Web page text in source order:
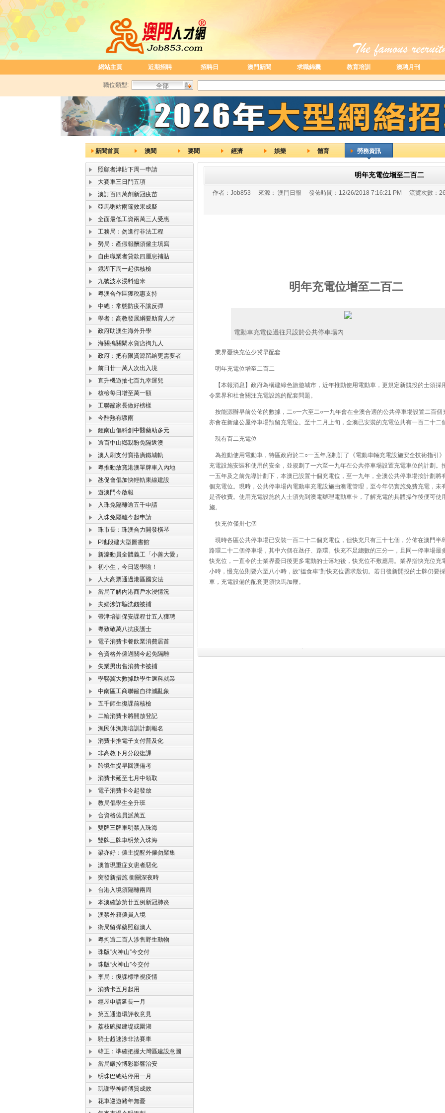
網站主頁 近期招聘 招聘日 澳門新聞 求職錦囊 教育培訓 澳聘月刊
職位類型:
新聞首頁 澳聞 要聞 經濟 娛樂 體育 勞務資訊
照顧者津貼下周一申請
大賽車三日鬥五項
澳訂百四萬劑新冠疫苗
亞馬喇站雨篷效果成疑
全面最低工資兩萬三人受惠
工務局：勿進行非法工程
勞局：產假報酬須僱主填寫
自由職業者貸款四厘息補貼
鏡湖下周一起供核檢
九號波水浸料逾米
粵澳合作區獲稅惠支持
中總：常態防疫不讓反彈
學者：高教發展綱要助育人才
政府助澳生海外升學
海關搗關閘水貨店拘九人
政府：把有限資源留給更需要者
前日廿一萬人次出入境
直升機遊抽七百九幸運兒
核檢每日增至萬一額
工聯籲家長做好榜樣
今酷熱有驟雨
鍾南山倡科創中醫藥助多元
逾百中山鄉親盼免隔返澳
澳人刷支付寶搭廣鐵城軌
粵推動放寬港澳單牌車入內地
氹促會倡加快輕軌東線建設
遊澳門今啟報
入珠免隔離逾五千申請
入珠免隔離今起申請
珠市長：珠澳合力開發橫琴
P地段建大型圖書館
新濠動員全體義工「小善大愛」
初小生，今日返學啦！
人大高票通過港區國安法
當局了解內港商戶水浸情況
夫婦涉詐騙洗錢被捕
帶津培訓保安課程廿五人獲聘
粵致敬萬八抗疫護士
電子消費卡餐飲業消費居首
合資格外僱過關今起免隔離
失業男出售消費卡被捕
學聯冀大數據助學生選科就業
中南區工商聯籲自律減亂象
五千師生復課前核檢
二輪消費卡將開放登記
漁民休漁期培訓計劃報名
消費卡推電子支付普及化
非高教下月分段復課
跨境生提早回澳備考
消費卡延至七月中領取
電子消費卡今起發放
教局倡學生全升班
合資格僱員派萬五
雙牌三牌車明禁入珠海
雙牌三牌車明禁入珠海
梁亦好：僱主提醒外僱勿聚集
澳首現重症女患者惡化
突發新措施 衝關深夜時
台港入境須隔離兩周
本澳確診第廿五例新冠肺炎
澳禁外籍僱員入境
衛局留彈藥照顧澳人
粵拘逾二百人涉售野生動物
珠版“火神山”今交付
珠版“火神山”今交付
李局：復課標準視疫情
消費卡五月起用
經屋申請延長一月
第五通道環評收意見
荔枝碗擬建堤或圍湖
騎士超速涉非法賽車
韓正：準確把握大灣區建設意圖
當局嚴控博彩影響治安
明珠巴總站停用一月
玩謝學神師傅質成效
花車巡遊豬年無憂
明年充電位增至二百二
作者： Job853 來源： 澳門日報 發佈時間： 12/26/2018 7:16:21 PM 流覽次數：
明年充電位增至二百二
電動車充電位過往只設於公共停車場內
業界憂快充位少冀早配套
明年充電位增至二百二
【本報消息】政府為構建綠色旅遊城市，近年推動使用電動車，更規定新競投的士須採
令業界和社會關注充電設施的配套問題。
按能源辦早前公佈的數據，二○一六至二○一九年會在全澳合適的公共停車場設置二百個
亦會在新建公屋停車場預留充電位。至十二月上旬，全澳已安裝的充電位共有一百二十二個
現有百二充電位
為推動使用電動車，特區政府於二○一五年底制訂了《電動車輛充電設施安全技術指引
充電設施安裝和使用的安全，並規劃了一六至一九年在公共停車場設置充電車位的計劃。
一五年及之前先導計劃下，本澳已設置十個充電位，至一九年，全澳公共停車場按計劃將
個充電位。現時，公共停車場內電動車充電設施由澳電管理，至今年仍實施免費充電，未
是否收費。使用充電設施的人士須先到澳電辦理電動車卡，了解充電的具體操作後便可使
施。
快充位僅卅七個
現時各區公共停車場已安裝一百二十二個充電位，但快充只有三十七個，分佈在澳門半
路環二十二個停車場，其中六個在氹仔、路環。快充不足總數的三分一，且同一停車場最
快充位，一直令的士業界憂日後更多電動的士落地後，快充位不敷應用。業界指快充位充
小時，慢充位則要六至八小時，故“搵食車”對快充位需求殷切。若日後新開投的士牌仍要
車，充電設備的配套更須快馬加鞭。